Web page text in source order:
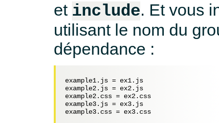
et include. Et vous
utilisant le nom du
dépendance :
example1.js = ex1.js
example2.js = ex2.js
example2.css = ex2.css
example3.js = ex3.js
example3.css = ex3.css